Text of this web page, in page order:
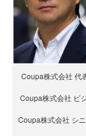
Coupa株式会社 代
Coupa株式会社 ビ
Coupa株式会社 シ